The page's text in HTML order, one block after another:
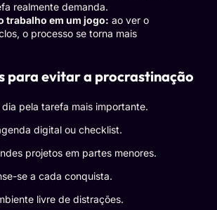
realmente demanda.
trabalho em um jogo: ao ver o
o processo se torna mais
para evitar a procrastinação
pela tarefa mais importante.
digital ou checklist.
projetos em partes menores.
se a cada conquista.
livre de distrações.